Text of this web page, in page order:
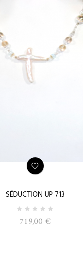
SÉDUCTION UP 713
719,00 €